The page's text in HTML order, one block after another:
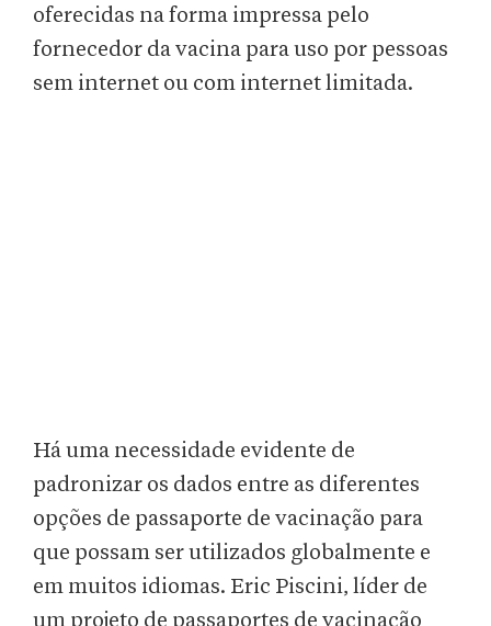
oferecidas na forma impressa pelo
fornecedor da vacina para uso por pessoas
sem internet ou com internet limitada.
Há uma necessidade evidente de
padronizar os dados entre as diferentes
opções de passaporte de vacinação para
que possam ser utilizados globalmente e
em muitos idiomas. Eric Piscini, líder de
um projeto de passaportes de vacinação